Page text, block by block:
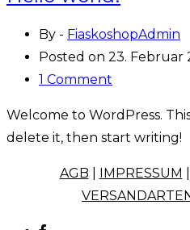
By - FiaskoshopAdmin
Posted on 23. Februar
1 Comment
Welcome to WordPress.
delete it, then start writing!
AGB IMPRESSUM